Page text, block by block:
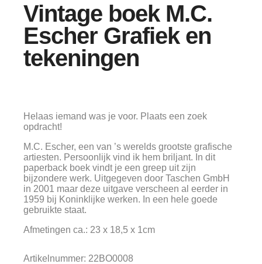
Vintage boek M.C.
Escher Grafiek en
tekeningen
Helaas iemand was je voor. Plaats een zoek
opdracht!
M.C. Escher, een van ’s werelds grootste grafische
artiesten. Persoonlijk vind ik hem briljant. In dit
paperback boek vindt je een greep uit zijn
bijzondere werk. Uitgegeven door Taschen GmbH
in 2001 maar deze uitgave verscheen al eerder in
1959 bij Koninklijke werken. In een hele goede
gebruikte staat.
Afmetingen ca.: 23 x 18,5 x 1cm
Artikelnummer: 22BO0008